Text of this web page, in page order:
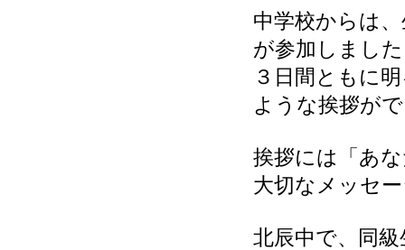
中学校からは
が参加しまし
３日間ともに
ような挨拶が
挨拶には「あ
大切なメッセ
北辰中で、同